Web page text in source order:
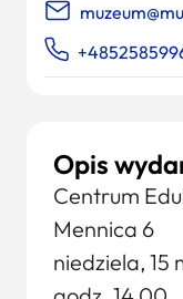
Opis
Centrum
Mennica 6
niedziela, 15